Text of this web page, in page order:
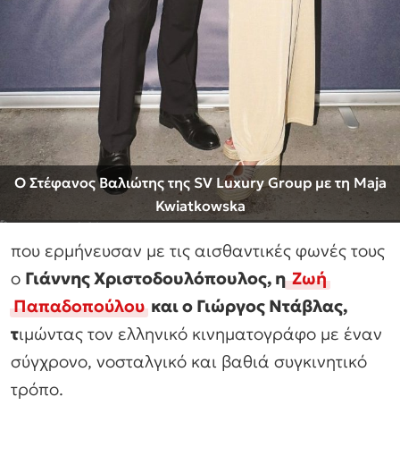
Ο Στέφανος Βαλιώτης της SV Luxury Group με τη Maja
Kwiatkowska
που ερμήνευσαν με τις αισθαντικές φωνές τους
ο Γιάννης Χριστοδουλόπουλος, ηΖωή
Παπαδοπούλουκαι ο Γιώργος Ντάβλας,
τιμώντας τον ελληνικό κινηματογράφο με έναν
σύγχρονο, νοσταλγικό και βαθιά συγκινητικό
τρόπο.